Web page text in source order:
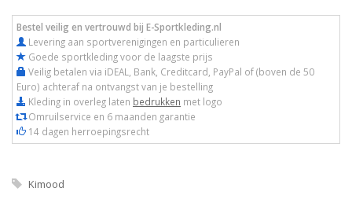
Bestel veilig en vertrouwd bij E-Sportkleding.nl
Levering aan sportverenigingen en particulieren
Goede sportkleding voor de laagste prijs
Veilig betalen via iDEAL, Bank, Creditcard, PayPal of (boven de 50
Euro) achteraf na ontvangst van je bestelling
Kleding in overleg laten bedrukken met logo
Omruilservice en 6 maanden garantie
14 dagen herroepingsrecht
Kimood